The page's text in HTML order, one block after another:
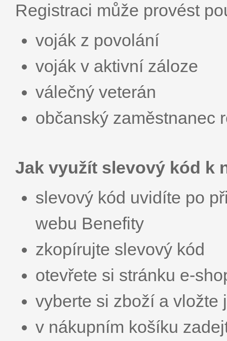
Registraci může provést
voják z povolání
voják v aktivní záloze
válečný veterán
občanský zaměstnanec
Jak využít slevový kód k
slevový kód uvidíte po
webu Benefity
zkopírujte slevový kód
otevřete si stránku e-
vyberte si zboží a vložte
v nákupním košíku